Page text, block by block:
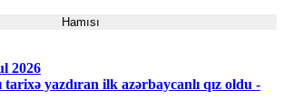
Hamısı
2026
tarixə yazdıran ilk azərbaycanlı qız oldu -